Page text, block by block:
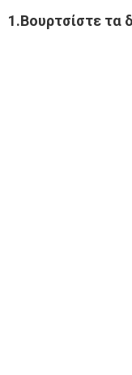
1.Βουρτσίστε τα